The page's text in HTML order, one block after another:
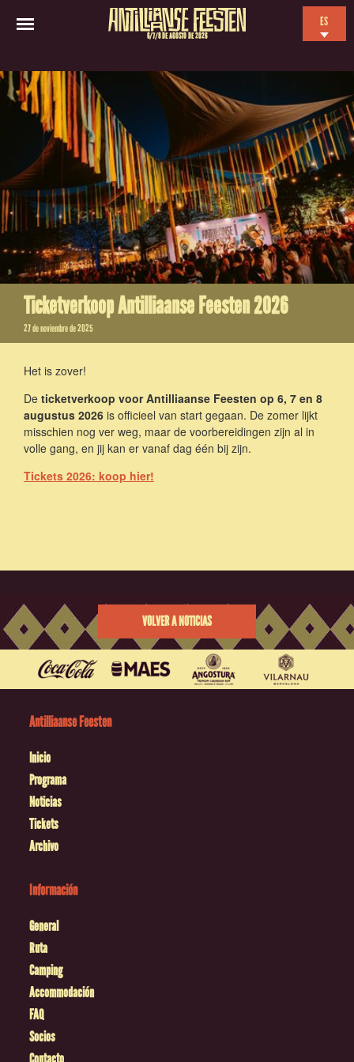
6/7/8 DE AGOSTO DE 2026
ES
FR
Ticketverkoop Antilliaanse Feesten 2026
27 de noviembre de 2025
Het is zover!
De ticketverkoop voor Antilliaanse Feesten op 6, 7 en 8
augustus 2026 is officieel van start gegaan. De zomer lijkt
misschien nog ver weg, maar de voorbereidingen zijn al in
volle gang, en jij kan er vanaf dag één bij zijn.
Tickets 2026: koop hier!
VOLVER A NOTICIAS
Antilliaanse Feesten
Inicio
Programa
Noticias
Tickets
Archivo
Información
General
Ruta
Camping
Accommodación
FAQ
Socios